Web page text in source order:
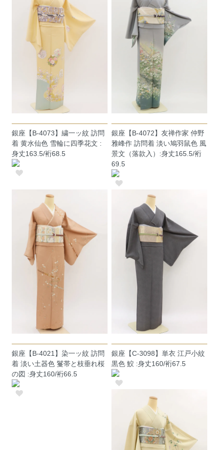
銀座【B-4073】繍一ッ紋 訪問
着 黄水仙色 雪輪に四季花文 :
身丈163.5/裄68.5
銀座【B-4072】友禅作家 仲野
雅峰作 訪問着 淡い鳩羽鼠色 風
景文（落款入）:身丈165.5/裄
69.5
銀座【B-4021】染一ッ紋 訪問
着 淡い土器色 鬘帯と枝垂れ桜
の図 :身丈160/裄66.5
銀座【C-3098】単衣 江戸小紋
黒色 鮫 :身丈160/裄67.5